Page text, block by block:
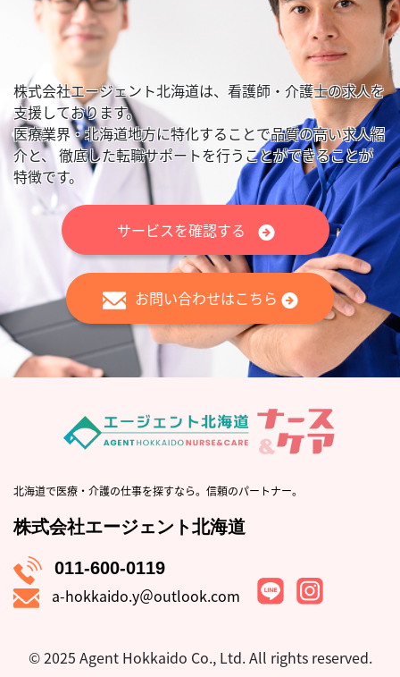
株式会社エージェント北海道は、看護師・介護士の求人を
支援しております。
医療業界・北海道地方に特化することで品質の高い求人紹
介と、 徹底した転職サポートを行うことができることが
特徴です。
サービスを確認する
お問い合わせはこちら
北海道で医療・介護の仕事を探すなら。信頼のパートナー。
株式会社エージェント北海道
011-600-0119
a-hokkaido.y＠outlook.com
© 2025 Agent Hokkaido Co., Ltd.All rights reserved.